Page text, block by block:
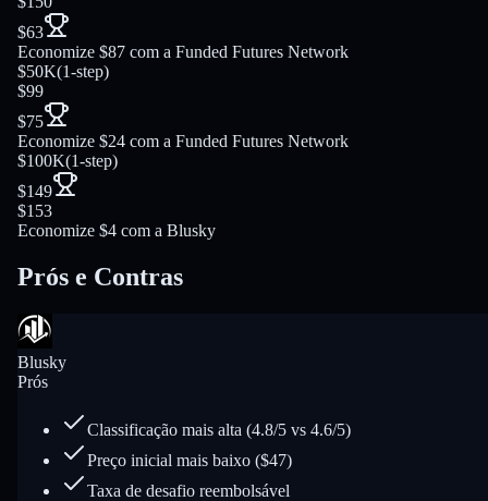
$63
Economize $87 com a Funded Futures Network
$50K(1-step)
$99
$75
Economize $24 com a Funded Futures Network
$100K(1-step)
$149
$153
Economize $4 com a Blusky
Prós e Contras
Blusky
Prós
Classificação mais alta (4.8/5 vs 4.6/5)
Preço inicial mais baixo ($47)
Taxa de desafio reembolsável